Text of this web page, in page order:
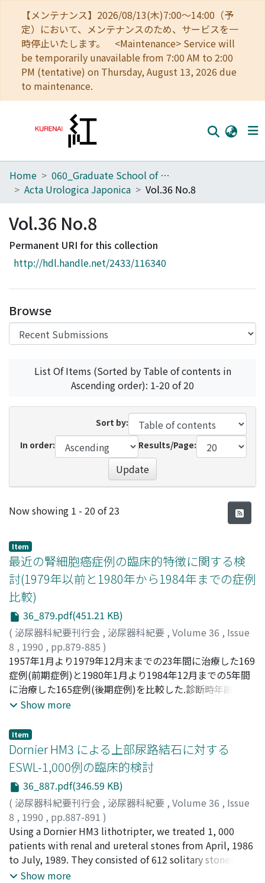
【メンテナンス】2026/08/13(木)7:00～14:00（予
定）において、メンテナンスのため、サービスを一
時停止いたします。 <Maintenance> Service will
be temporarily unavailable from 7:00 AM to 2:00
PM (tentative) on Thursday, August 13, 2026 due
to maintenance.
Home
Browse
Download Ranking
Access Statistics
Home
060_Graduate School of Medicine
Acta Urologica Japonica
Vol.36 No.8
Vol.36 No.8
Permanent URI for this collection
http://hdl.handle.net/2433/116340
Browse
List Of Items (Sorted by Table of contents in
Ascending order): 1-20 of 20
Sort by:
In order:
Results/Page:
Update
Recent Submissions
Now showing 1 - 20 of 23
Item
最近の腎細胞癌症例の臨床的特徴に関する検
討(1979年以前と1980年から1984年までの症例
比較)
36_879.pdf(451.21 KB)
( 泌尿器科紀要刊行会 , 泌尿器科紀要 , Volume 36 , Issue
8 , 1990 , pp.879-885 )
大西, 哲郎;町田, 豊平;増田, 富士男;鈴木, 正泰;古田, 希;
Onishi, Tetsuro;Machida, Toyohei;Masuda, Fujio;
Suzuki, Masayasu;Furuta, Nozomu
1957年1月より1979年12月末までの23年間に治療した169
症例(前期症例)と1980年1月より1984年12月までの5年間
に治療した165症例(後期症例)を比較した.診断時年齢では
前期(平均56歳)が後期(61歳)より有意に若年であった.診断
や, 偶然発見例は後期症例に有意に多かった.術式について
は, 後期では腹膜外式が少なくなり逆に経腹式または経胸
膜式到達法が増加した.原発巣に対する放射線照射は後期
では認められなくなった.化学療法は, 前期ではFMC療法,
MACV療法が多く施行され, 逆に後期ではFAV療法やIFNを
中心にしたBRM療法が多く行われた.Stage分布では, 前期
症例にstage 2が多く, 逆に後期にStage 4が多かった.生存
率(5, 10年)については前期と後期で差異はみられなかっ
た.しかしlow stage (stage 1, 2)症例の生存率が最近, 改善
されつつある傾向が認められた
Show more
Item
Dornier HM3 による上部尿路結石に対する
ESWL-1,000例の臨床的検討
36_887.pdf(346.59 KB)
( 泌尿器科紀要刊行会 , 泌尿器科紀要 , Volume 36 , Issue
8 , 1990 , pp.887-891 )
江藤, 弘 ;原田, 益善;奥田, 喜啓;前田, 浩志;藤沢, 正人
井, 明;柯, 昭仁;浜口, 毅樹;郷司, 和男;守殿, 貞夫;Eto,
Hiroshi; Harada, Masuyoshi;Okuda, Yoshihiro;Maeda,
Hiroshi; Fujisawa, Masato
Using a Dornier HM3 lithotripter, we treated 1, 000
patients with renal and ureteral stones from April, 1986
to July, 1989. They consisted of 612 solitary stones
(pelvic stones, 152; calyceal stones, 167; ureteral
Show more